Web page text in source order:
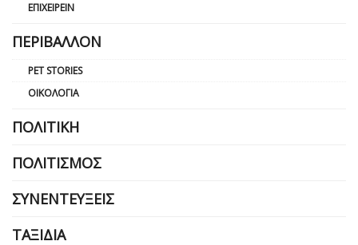
ΕΠΙΧΕΙΡΕΊΝ
ΠΕΡΙΒΆΛΛΟΝ
PET STORIES
ΟΙΚΟΛΟΓΊΑ
ΠΟΛΙΤΙΚΉ
ΠΟΛΙΤΙΣΜΌΣ
ΣΥΝΕΝΤΕΎΞΕΙΣ
ΤΑΞΊΔΙΑ